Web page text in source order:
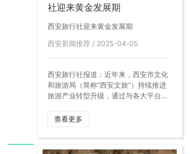
社迎来黄金发展期
西安旅行社迎来黄金发展期
西安新闻推荐 / 2025-04-05
西安旅行社报道：近年来，西安市文化
和旅游局（简称“西安文旅”）持续推进
旅游产业转型升级，通过与各大平台、
断丰富文旅产品供给，提升游客体验，
西安旅游市场正呈现出一片欣欣向荣的
查看更多